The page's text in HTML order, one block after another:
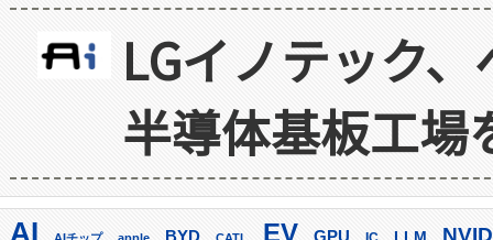
LGイノテック
半導体基板工場
AI EV